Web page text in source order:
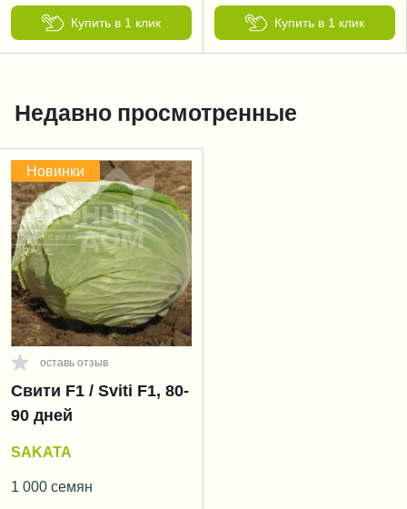
Купить в 1 клик Купить в 1 клик
Недавно просмотренные
Новинки
оставь отзыв
Свити F1 / Sviti F1, 80-
90 дней
SAKATA
1 000 семян